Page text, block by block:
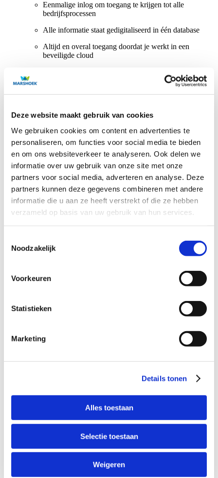
Deze website maakt gebruik van cookies
We gebruiken cookies om content en advertenties te
personaliseren, om functies voor social media te bieden
en om ons websiteverkeer te analyseren. Ook delen we
informatie over uw gebruik van onze site met onze
partners voor social media, adverteren en analyse. Deze
partners kunnen deze gegevens combineren met andere
informatie die u aan ze heeft verstrekt of die ze hebben
verzameld op basis van uw gebruik van hun services.
Noodzakelijk
Voorkeuren
Statistieken
Marketing
Details tonen
Alles toestaan
Selectie toestaan
Weigeren
Eenmalige inlog om toegang te krijgen tot alle
bedrijfsprocessen
Alle informatie staat gedigitaliseerd in één database
Altijd en overal toegang doordat je werkt in een
beveiligde cloud
Kan ik als bestaande klant overstappen naar de AFAS ERP
Ja, elke klant kan overstappen naar AFAS ERP. Marshoek
heeft ruime ervaring in het omzetten van bestaande klanten.
en papierloos wilde gaan werken. Andere klanten zijn naar
AFAS ERP gegaan ten behoeve van kwaliteitsverbetering,
van beide. Er zijn natuurlijk nog veel meer redenen om te
Met AFAS ERP zit u goed. U blijft als klant profiteren van de
ontwikkelingen vanuit AFAS en Marshoek. Zo is AFAS
ERP. En Marshoek is bezig om de nieuwe functionaliteiten uit
te werken en toe te passen voor de retail.